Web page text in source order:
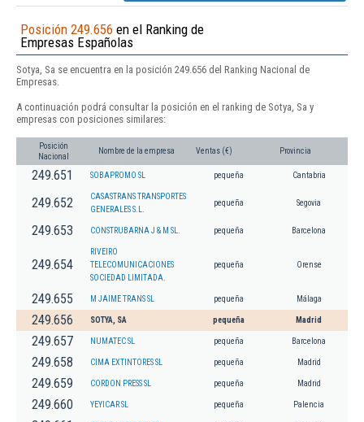
Posición 249.656 en el Ranking de
Empresas Españolas
Sotya, Sa se encuentra en la posición 249.656 del Ranking Nacional de
Empresas.
A continuación podrá consultar la posición en el ranking de Sotya, Sa y
empresas con posiciones similares:
Posición
Nacional
Nombre de la empresa Ventas (€) Provincia
249.651 SOBAPROMO SL pequeña Cantabria
249.652
CASASTRANS TRANSPORTES
GENERALES S.L.
pequeña Segovia
249.653 CONSTRUBARNA J & M SL. pequeña Barcelona
249.654
RIVEIRO
TELECOMUNICACIONES
SOCIEDAD LIMITADA.
pequeña Orense
249.655 M JAIME TRANS SL pequeña Málaga
249.656 SOTYA, SA pequeña Madrid
249.657 NUMATEC SL pequeña Barcelona
249.658 CIMA EXTINTORES SL pequeña Madrid
249.659 CORDON PRESS SL pequeña Madrid
249.660 YEYICAR SL pequeña Palencia